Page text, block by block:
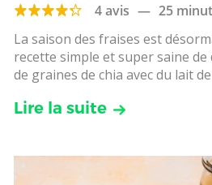
4 avis — 25
La saison des fraises est
recette simple et super saine
de graines de chia avec du lait de
Lire la suite